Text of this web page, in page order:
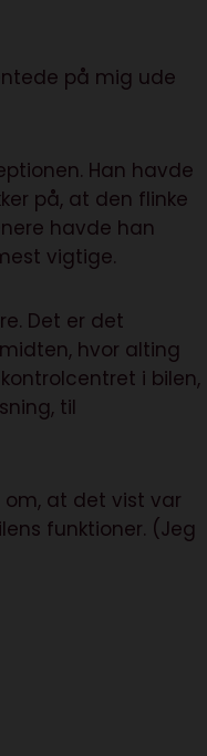
på mig ude
Han havde
på, at den flinke
havde han
vigtige.
Det er det
hvor alting
i bilen,
til
at det vist var
funktioner. (Jeg